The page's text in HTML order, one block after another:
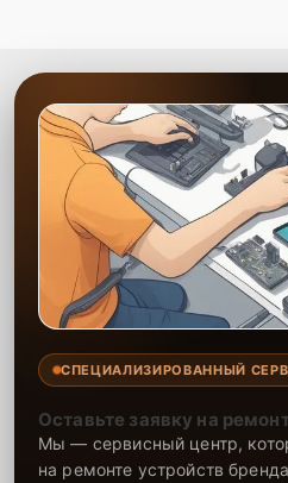
СПЕЦИАЛИЗИРОВАННЫЙ
Оставьте заявку на
Мы — сервисный центр,
на ремонте устройств